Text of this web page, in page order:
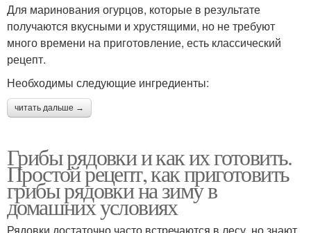
Для маринования огурцов, которые в результате
получаются вкусными и хрустящими, но не требуют
много времени на приготовление, есть классический
рецепт.
Необходимы следующие ингредиенты:
читать дальше →
Грибы рядовки и как их готовить.
Простой рецепт, как приготовить
грибы рядовки на зиму в
домашних условиях